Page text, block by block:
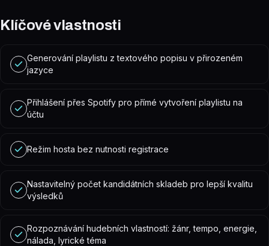
Klíčové vlastnosti
Generování playlistu z textového popisu v přirozeném
jazyce
Přihlášení přes Spotify pro přímé vytvoření playlistu na
účtu
Režim hosta bez nutnosti registrace
Nastavitelný počet kandidátních skladeb pro lepší kvalitu
výsledků
Rozpoznávání hudebních vlastností: žánr, tempo, energie,
nálada, lyrické téma